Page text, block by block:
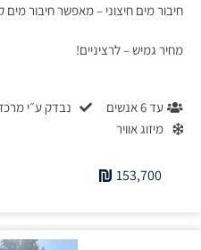
חיבור מים חיצוני – מאפשר חיבור מים
מחיר גמיש – לרציניים!
עד 6 אנשים נבדק ע״י
מיזוג אוויר
153,700